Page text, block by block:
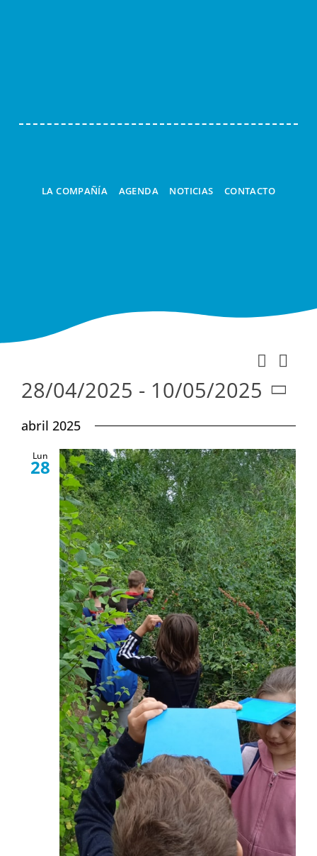
LA COMPAÑÍA AGENDA NOTICIAS CONTACTO
de
vistas
de
Buscar
de
de
Lista
28/04/2025 - 10/05/2025
Seleccionar
fecha.
abril 2025
Lun
28